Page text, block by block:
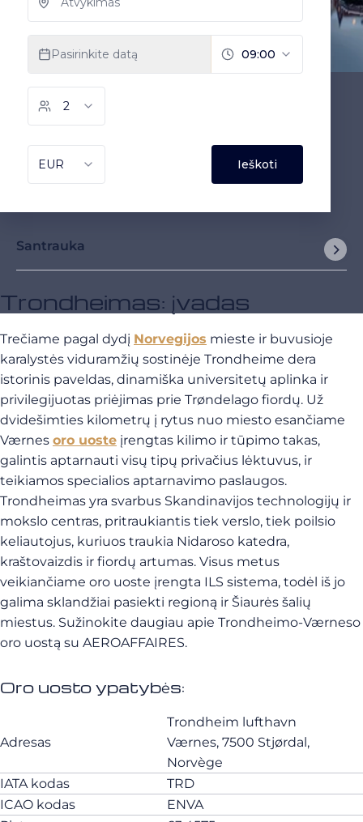
Santrauka
Trondheimas: įvadas
Trečiame pagal dydį Norvegijos mieste ir buvusioje
karalystės viduramžių sostinėje Trondheime dera
istorinis paveldas, dinamiška universitetų aplinka ir
privilegijuotas priėjimas prie Trøndelago fiordų. Už
dvidešimties kilometrų į rytus nuo miesto esančiame
Værnes oro uoste įrengtas kilimo ir tūpimo takas,
galintis aptarnauti visų tipų privačius lėktuvus, ir
teikiamos specialios aptarnavimo paslaugos.
Trondheimas yra svarbus Skandinavijos technologijų ir
mokslo centras, pritraukiantis tiek verslo, tiek poilsio
keliautojus, kuriuos traukia Nidaroso katedra,
kraštovaizdis ir fiordų artumas. Visus metus
veikiančiame oro uoste įrengta ILS sistema, todėl iš jo
galima sklandžiai pasiekti regioną ir Šiaurės šalių
miestus. Sužinokite daugiau apie Trondheimo-Værneso
oro uostą su AEROAFFAIRES.
Oro uosto ypatybės:
Adresas
Trondheim lufthavn
Værnes, 7500 Stjørdal,
Norvège
IATA kodas
TRD
ICAO kodas
ENVA